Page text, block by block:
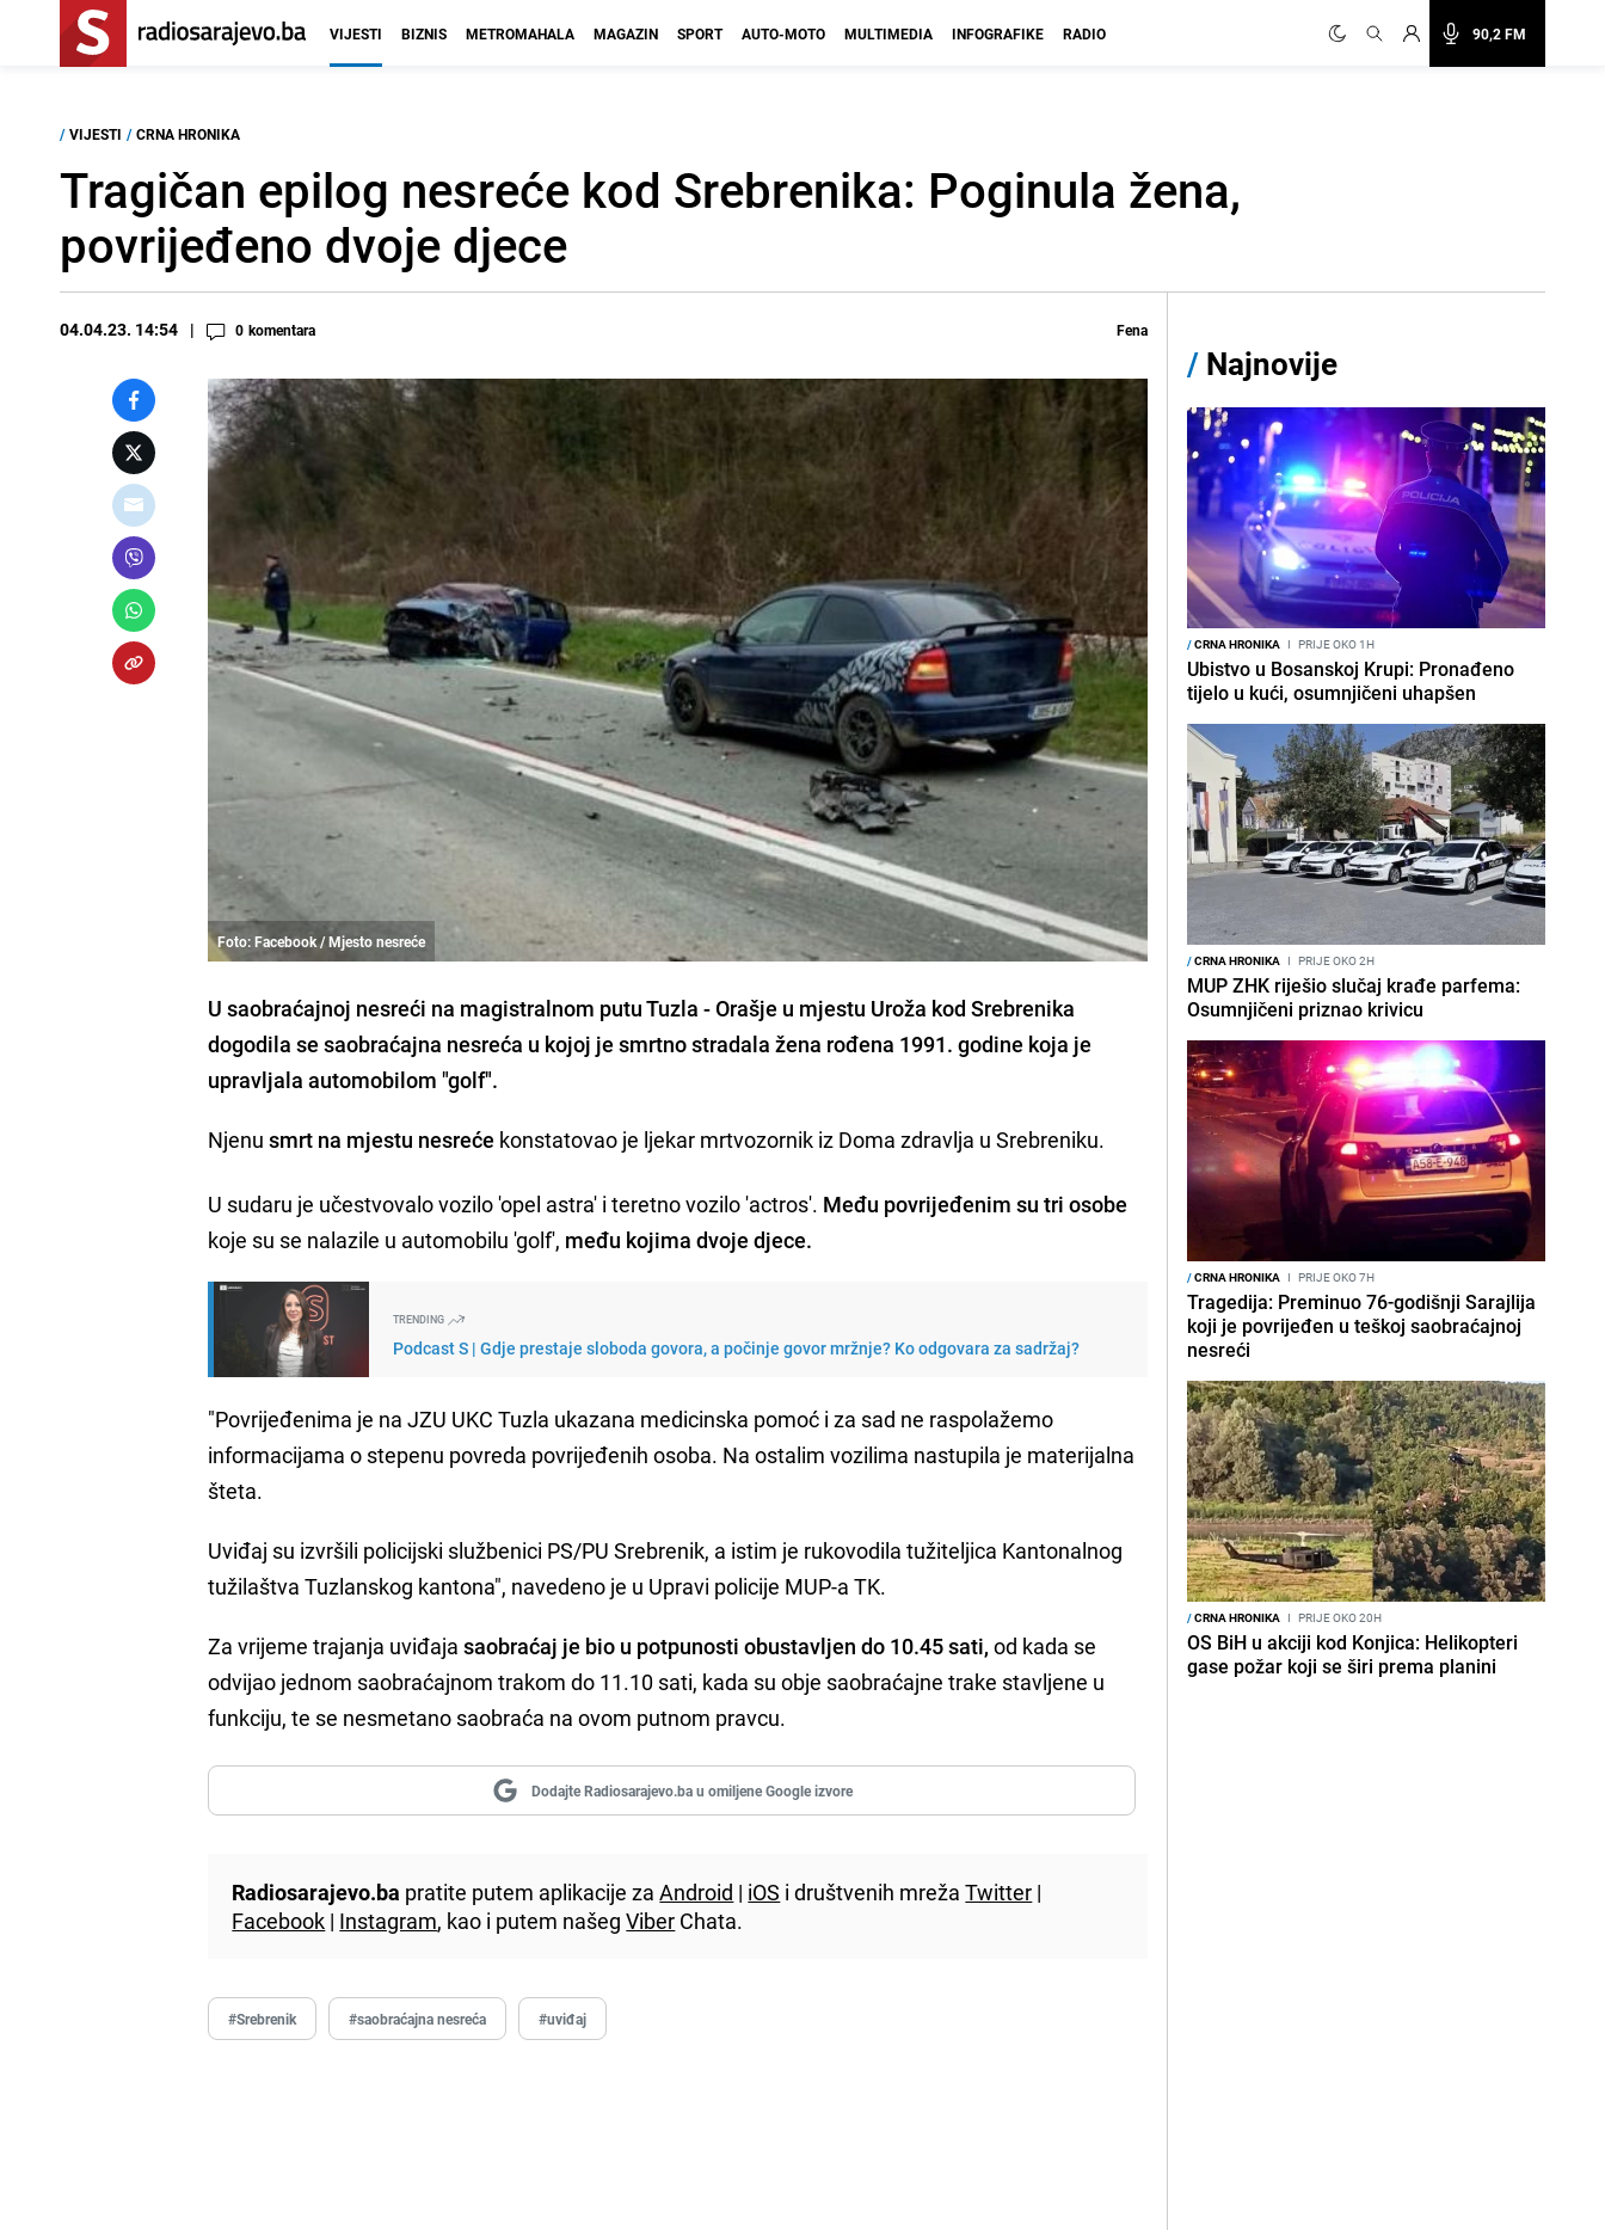
90,2 FM
VIJESTI BIZNIS METROMAHALA MAGAZIN SPORT AUTO-MOTO MULTIMEDIA INFOGRAFIKE RADIO
/ VIJESTI / CRNA HRONIKA
Tragičan epilog nesreće kod Srebrenika: Poginula žena,
povrijeđeno dvoje djece
04.04.23. 14:54 0 komentara Fena
Foto: Facebook / Mjesto nesreće
U saobraćajnoj nesreći na magistralnom putu Tuzla - Orašje u mjestu Uroža kod Srebrenika
dogodila se saobraćajna nesreća u kojoj je smrtno stradala žena rođena 1991. godine koja je
upravljala automobilom "golf".
Njenu smrt na mjestu nesreće konstatovao je ljekar mrtvozornik iz Doma zdravlja u Srebreniku.
U sudaru je učestvovalo vozilo 'opel astra' i teretno vozilo 'actros'. Među povrijeđenim su tri osobe
koje su se nalazile u automobilu 'golf', među kojima dvoje djece.
TRENDING
Podcast S | Gdje prestaje sloboda govora, a počinje govor mržnje? Ko odgovara za sadržaj?
"Povrijeđenima je na JZU UKC Tuzla ukazana medicinska pomoć i za sad ne raspolažemo
informacijama o stepenu povreda povrijeđenih osoba. Na ostalim vozilima nastupila je materijalna
šteta.
Uviđaj su izvršili policijski službenici PS/PU Srebrenik, a istim je rukovodila tužiteljica Kantonalnog
tužilaštva Tuzlanskog kantona", navedeno je u Upravi policije MUP-a TK.
Za vrijeme trajanja uviđaja saobraćaj je bio u potpunosti obustavljen do 10.45 sati, od kada se
odvijao jednom saobraćajnom trakom do 11.10 sati, kada su obje saobraćajne trake stavljene u
funkciju, te se nesmetano saobraća na ovom putnom pravcu.
Dodajte Radiosarajevo.ba u omiljene Google izvore
Radiosarajevo.ba pratite putem aplikacije zaAndroid | iOS i društvenih mrežaTwitter |
Facebook | Instagram, kao i putem našegViber Chata.
#Srebrenik #saobraćajna nesreća #uviđaj
/ Najnovije
/CRNA HRONIKA I PRIJE OKO 1H
Ubistvo u Bosanskoj Krupi: Pronađeno
tijelo u kući, osumnjičeni uhapšen
/CRNA HRONIKA I PRIJE OKO 2H
MUP ZHK riješio slučaj krađe parfema:
Osumnjičeni priznao krivicu
/CRNA HRONIKA I PRIJE OKO 7H
Tragedija: Preminuo 76-godišnji Sarajlija
koji je povrijeđen u teškoj saobraćajnoj
nesreći
/CRNA HRONIKA I PRIJE OKO 20H
OS BiH u akciji kod Konjica: Helikopteri
gase požar koji se širi prema planini